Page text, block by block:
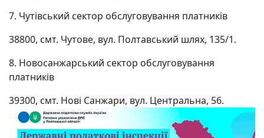
7. Чутівський сектор обслуговування платників
38800, смт. Чутове, вул. Полтавський шлях, 135/1.
8. Новосанжарський сектор обслуговування
платників
39300, смт. Нові Санжари, вул. Центральна, 56.